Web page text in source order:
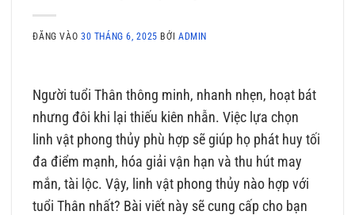
ĐĂNG VÀO 30 THÁNG 6, 2025 BỞI ADMIN
Người tuổi Thân thông minh, nhanh nhẹn, hoạt bát
nhưng đôi khi lại thiếu kiên nhẫn. Việc lựa chọn
linh vật phong thủy phù hợp sẽ giúp họ phát huy tối
đa điểm mạnh, hóa giải vận hạn và thu hút may
mắn, tài lộc. Vậy, linh vật phong thủy nào hợp với
tuổi Thân nhất? Bài viết này sẽ cung cấp cho bạn